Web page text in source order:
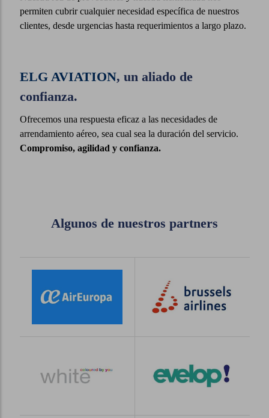
permiten cubrir cualquier necesidad específica de nuestros
clientes, desde urgencias hasta requerimientos a largo plazo.
ELG AVIATION, un aliado de
confianza.
Ofrecemos una respuesta eficaz a las necesidades de
arrendamiento aéreo, sea cual sea la duración del servicio.
Compromiso, agilidad y confianza.
Algunos de nuestros partners